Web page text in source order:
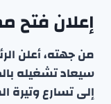
إعلان فتح
من جهته، أعلن
سيعاد تشغيله
إلى تسارع